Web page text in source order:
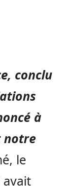
conclu
à
notre
le
avait